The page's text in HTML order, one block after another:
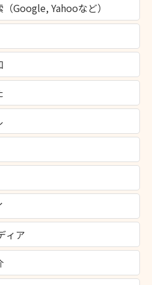
Google, Yahooなど）
ィア